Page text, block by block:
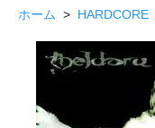
ホーム > HARDCORE